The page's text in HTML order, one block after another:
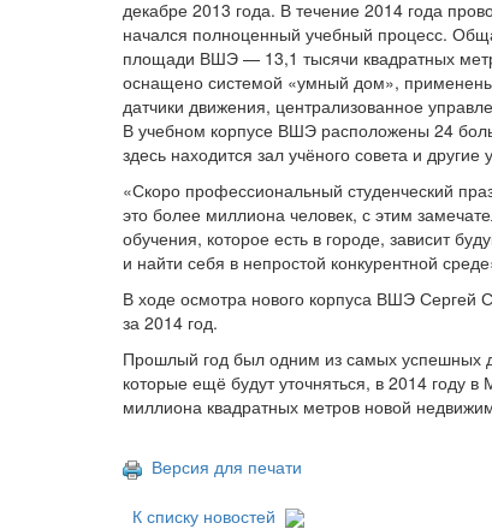
декабре 2013 года. В течение 2014 года
начался полноценный учебный процесс.
площади ВШЭ — 13,1 тысячи квадратных
оснащено системой «умный дом»,
датчики движения, централизованное
В учебном корпусе ВШЭ расположены 24
здесь находится зал учёного совета и
«Скоро профессиональный студенческий
это более миллиона человек, с этим
обучения, которое есть в городе, зависит
и найти себя в непростой конкурентной
В ходе осмотра нового корпуса ВШЭ Сергей
за 2014 год.
Прошлый год был одним из самых успешных
которые ещё будут уточняться, в 2014
миллиона квадратных метров новой
Версия для печати
К списку новостей